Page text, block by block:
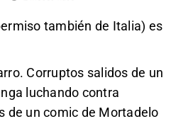
también de Italia) es
Corruptos salidos de un
luchando contra
de un comic de Mortadelo